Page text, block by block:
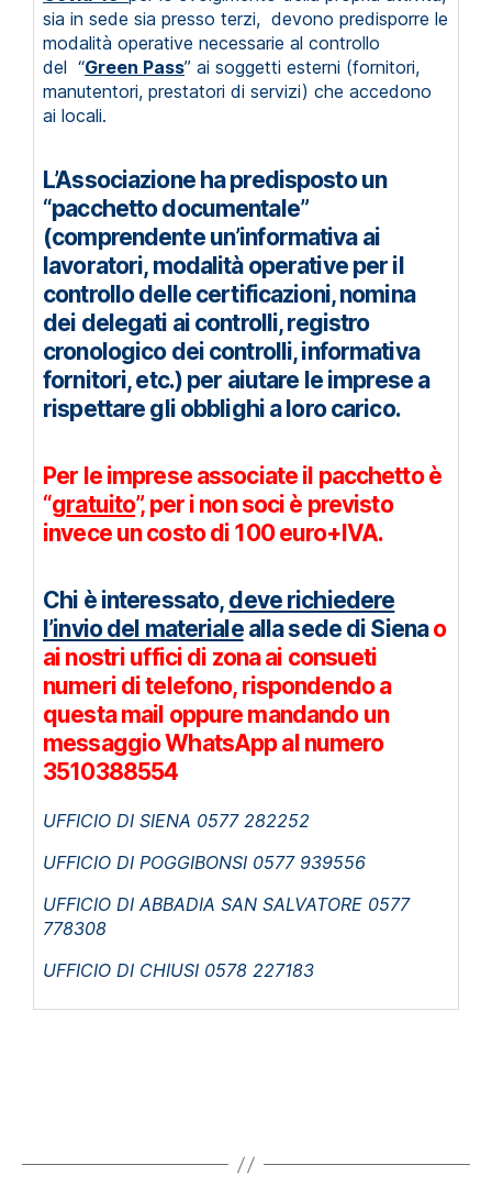
sia in sede sia presso terzi, devono predisporre le
modalità operative necessarie al controllo
del “Green Pass” ai soggetti esterni (fornitori,
manutentori, prestatori di servizi) che accedono
ai locali.
L’Associazione ha predisposto un
“pacchetto documentale”
(comprendente un’informativa ai
lavoratori, modalità operative per il
controllo delle certificazioni, nomina
dei delegati ai controlli, registro
cronologico dei controlli, informativa
fornitori, etc.) per aiutare le imprese a
rispettare gli obblighi a loro carico.
Per le imprese associate il pacchetto è
“gratuito”, per i non soci è previsto
invece un costo di 100 euro+IVA.
Chi è interessato, deve richiedere
l’invio del materialealla sede di Sienao
ai nostri uffici di zona ai consueti
numeri di telefono, rispondendo a
questa mail oppure mandando un
messaggio WhatsApp al numero
3510388554
UFFICIO DI SIENA 0577 282252
UFFICIO DI POGGIBONSI 0577 939556
UFFICIO DI ABBADIA SAN SALVATORE 0577
778308
UFFICIO DI CHIUSI 0578 227183